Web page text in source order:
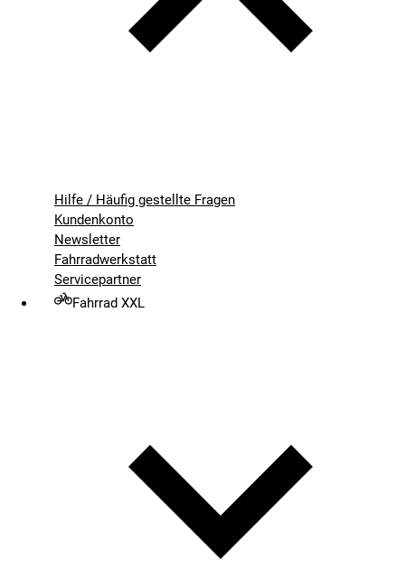
Hilfe / Häufig gestellte Fragen
Kundenkonto
Newsletter
Fahrradwerkstatt
Servicepartner
Fahrrad XXL